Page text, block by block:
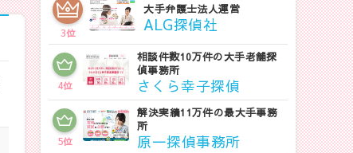
3位
大手弁護士法人運営
ALG探偵社
4位
相談件数10万件の大手老舗探
偵事務所
さくら幸子探偵
5位
解決実績11万件の最大手事務
所
原一探偵事務所